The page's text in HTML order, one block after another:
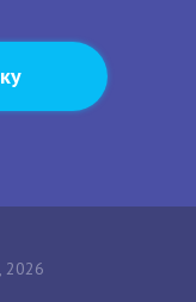
2026